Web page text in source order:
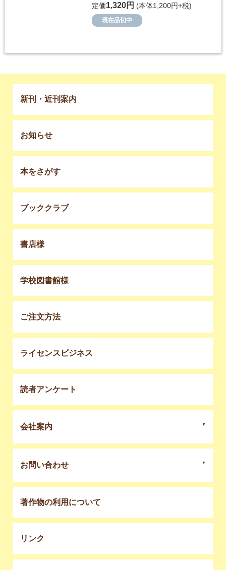
定価1,320円 (本体1,200円+税)
現在品切中
新刊・近刊案内
お知らせ
本をさがす
ブッククラブ
書店様
学校図書館様
ご注文方法
ライセンスビジネス
読者アンケート
会社案内
お問い合わせ
著作物の利用について
リンク